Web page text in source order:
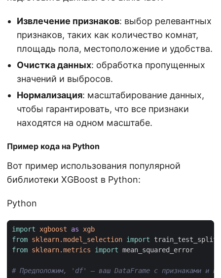
Извлечение признаков: выбор релевантных
признаков, таких как количество комнат,
площадь пола, местоположение и удобства.
Очистка данных: обработка пропущенных
значений и выбросов.
Нормализация: масштабирование данных,
чтобы гарантировать, что все признаки
находятся на одном масштабе.
Пример кода на Python
Вот пример использования популярной
библиотеки XGBoost в Python:
Python
import xgboost as xgb
from sklearn.model_selection import
train_test_split
from sklearn.metrics import mean_squared_error
# Предположим, 'df' — ваш DataFrame с признаками и